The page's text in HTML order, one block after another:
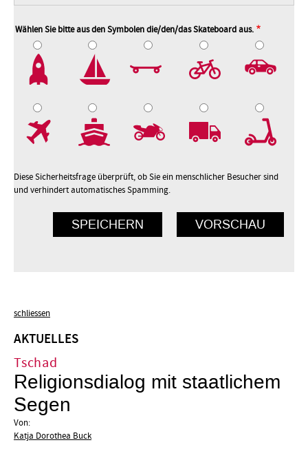
Wählen Sie bitte aus den Symbolen die/den/das Skateboard aus.
Diese Sicherheitsfrage überprüft, ob Sie ein menschlicher Besucher sind
und verhindert automatisches Spamming.
schliessen
AKTUELLES
Tschad
Religionsdialog mit staatlichem
Segen
Von:
Katja Dorothea Buck